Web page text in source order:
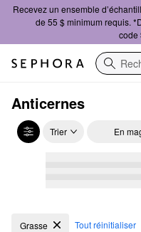
Recevez un ensemble
de 55 $ minimum requis.
code
Anticernes
Trier En
Grasse Tout réinitialiser